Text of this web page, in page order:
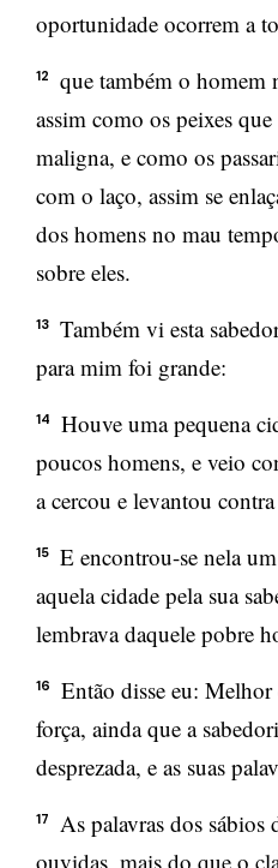
oportunidade ocorrem a
12
que também o homem
assim como os peixes
maligna, e como os
com o laço, assim se
dos homens no mau
sobre eles.
13
Também vi esta
para mim foi grande:
14
Houve uma pequena
poucos homens, e veio
a cercou e levantou
15
E encontrou-se nela
aquela cidade pela sua
lembrava daquele pobre
16
Então disse eu: Melhor
força, ainda que a
desprezada, e as suas
17
As palavras dos sábios
ouvidas, mais do que o